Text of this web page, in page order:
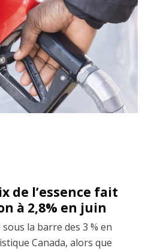
de l’essence fait
à 2,8% en juin
la barre des 3 % en
Canada, alors que